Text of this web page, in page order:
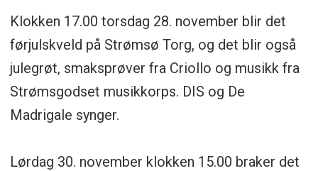
Klokken 17.00 torsdag 28. november blir det
førjulskveld på Strømsø Torg, og det blir også
julegrøt, smaksprøver fra Criollo og musikk fra
Strømsgodset musikkorps. DIS og De
Madrigale synger.
Lørdag 30. november klokken 15.00 braker det